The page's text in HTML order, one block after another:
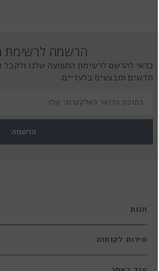
הרשמה לרשימת
כדאי להרשם לרשימת התפוצה שלנו ולקבל
חדשים ומבצעים בלעדיים.
הרשמה
חנות
שירות לקוחות